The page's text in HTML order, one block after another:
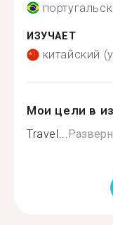
ИЗУЧАЕТ
китайский
Мои цели в
Travel...